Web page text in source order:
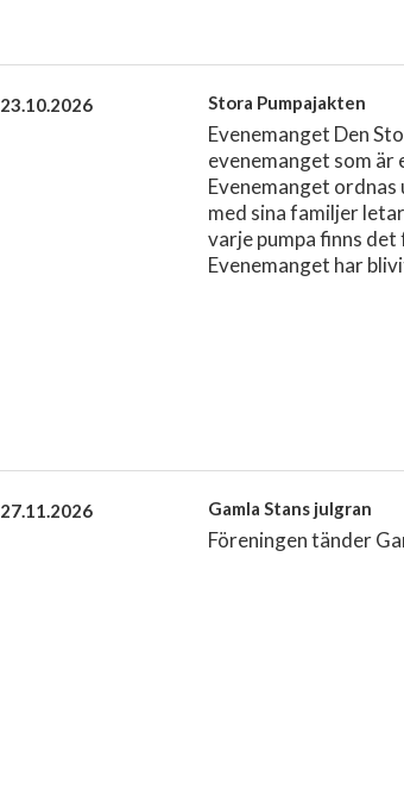
23.10.2026 Stora Pumpajakten
Evenemanget Den
evenemanget som är
Evenemanget
med sina familjer
varje pumpa finns
Evenemanget har
27.11.2026 Gamla Stans julgran
Föreningen tänder